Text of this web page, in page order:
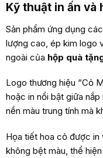
Kỹ thuật in ấn và
Sản phẩm ứng dụng
lượng cao, ép kim logo
ngoài của hộp quà
Logo thương hiệu “Cỏ
hoặc in nổi bật giữa
nền màu trung tính mà
Họa tiết hoa cỏ được in
không bệt màu, thể